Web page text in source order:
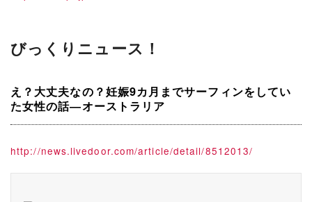
びっくりニュース！
え？大丈夫なの？妊娠9カ月までサーフィンをしてい
た女性の話―オーストラリア
http://news.livedoor.com/article/detail/8512013/